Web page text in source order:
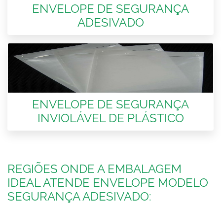
ENVELOPE DE SEGURANÇA
ADESIVADO
ENVELOPE DE SEGURANÇA
INVIOLÁVEL DE PLÁSTICO
REGIÕES ONDE A EMBALAGEM
IDEAL ATENDE ENVELOPE MODELO
SEGURANÇA ADESIVADO: